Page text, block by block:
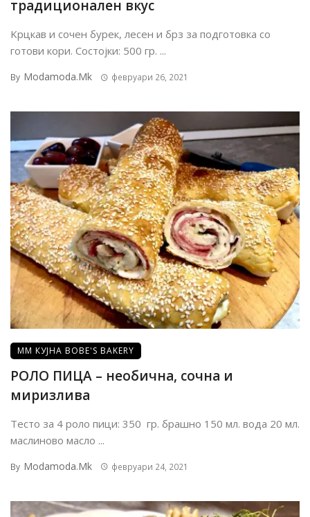
традиционален вкус
Kрцкав и сочен бурек, лесен и брз за подготовка со
готови кори. Состојки: 500 гр. ...
By Modamoda.mk февруари 26, 2021
ММ КУЈНА BOBE'S BAKERY
РОЛО ПИЦА – необична, сочна и
миризлива
Тесто за 4 роло пици: 350 гр. брашно 150 мл. вода 20 мл.
маслиново масло ...
By Modamoda.mk февруари 24, 2021